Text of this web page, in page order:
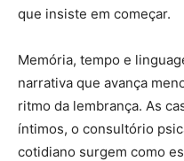
que insiste em começar.
Memória, tempo e
narrativa que avança
ritmo da lembrança. As
íntimos, o consultório
cotidiano surgem como